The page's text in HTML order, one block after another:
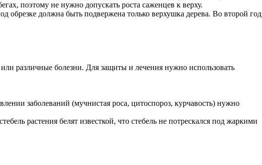
поэтому не нужно допускать роста саженцев к верху.
должна быть подвержена только верхушка дерева. Во второй год
различные болезни. Для защиты и лечения нужно использовать
заболеваний (мучнистая роса, цитоспороз, курчавость) нужно
растения белят известкой, что стебель не потрескался под жаркими